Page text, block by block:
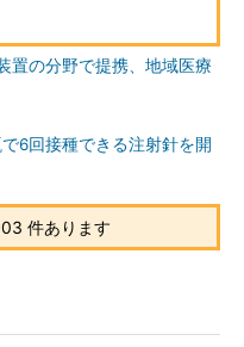
置の分野で提携、地域医療
6回接種できる注射針を開
件あります